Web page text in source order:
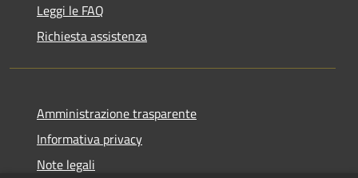
Leggi le FAQ
Richiesta assistenza
Amministrazione trasparente
Informativa privacy
Note legali